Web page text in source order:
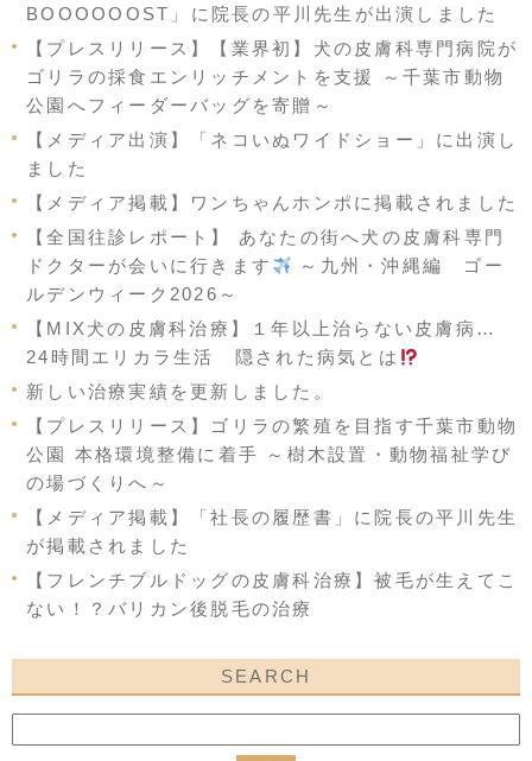
BOOOOOOST」に院長の平川先生が出演しました
【プレスリリース】【業界初】犬の皮膚科専門病院が
ゴリラの採食エンリッチメントを支援 ～千葉市動物
公園へフィーダーバッグを寄贈～
【メディア出演】「ネコいぬワイドショー」に出演し
ました
【メディア掲載】ワンちゃんホンポに掲載されました
【全国往診レポート】 あなたの街へ犬の皮膚科専門
ドクターが会いに行きます
～九州・沖縄編 ゴー
ルデンウィーク2026～
【MIX犬の皮膚科治療】１年以上治らない皮膚病…
24時間エリカラ生活 隠された病気とは
新しい治療実績を更新しました。
【プレスリリース】ゴリラの繁殖を目指す千葉市動物
公園 本格環境整備に着手 ～樹木設置・動物福祉学び
の場づくりへ～
【メディア掲載】「社長の履歴書」に院長の平川先生
が掲載されました
【フレンチブルドッグの皮膚科治療】被毛が生えてこ
ない！？バリカン後脱毛の治療
SEARCH